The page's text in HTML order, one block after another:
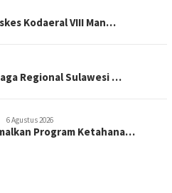
Kodaeral VIII Man…
Regional Sulawesi …
6 Agustus 2026
Program Ketahana…